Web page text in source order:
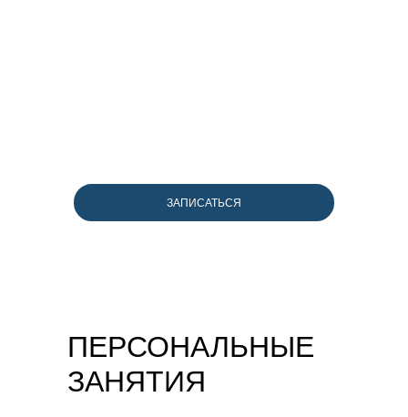
ЗАПИСАТЬСЯ
ПЕРСОНАЛЬНЫЕ
ЗАНЯТИЯ